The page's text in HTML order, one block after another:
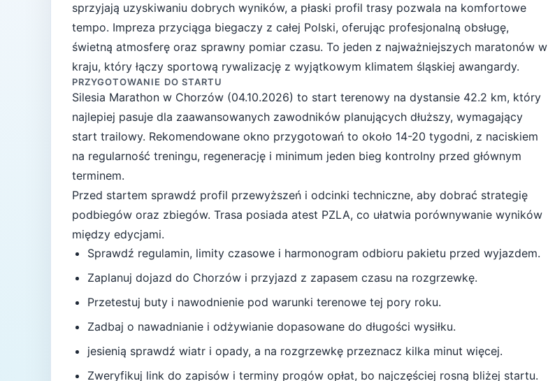
sprzyjają uzyskiwaniu dobrych wyników, a płaski profil trasy pozwala na komfortowe
tempo. Impreza przyciąga biegaczy z całej Polski, oferując profesjonalną obsługę,
świetną atmosferę oraz sprawny pomiar czasu. To jeden z najważniejszych maratonów w
kraju, który łączy sportową rywalizację z wyjątkowym klimatem śląskiej awangardy.
PRZYGOTOWANIE DO STARTU
Silesia Marathon w Chorzów (04.10.2026) to start terenowy na dystansie 42.2 km, który
najlepiej pasuje dla zaawansowanych zawodników planujących dłuższy, wymagający
start trailowy. Rekomendowane okno przygotowań to około 14-20 tygodni, z naciskiem
na regularność treningu, regenerację i minimum jeden bieg kontrolny przed głównym
terminem.
Przed startem sprawdź profil przewyższeń i odcinki techniczne, aby dobrać strategię
podbiegów oraz zbiegów. Trasa posiada atest PZLA, co ułatwia porównywanie wyników
między edycjami.
Sprawdź regulamin, limity czasowe i harmonogram odbioru pakietu przed wyjazdem.
Zaplanuj dojazd do Chorzów i przyjazd z zapasem czasu na rozgrzewkę.
Przetestuj buty i nawodnienie pod warunki terenowe tej pory roku.
Zadbaj o nawadnianie i odżywianie dopasowane do długości wysiłku.
jesienią sprawdź wiatr i opady, a na rozgrzewkę przeznacz kilka minut więcej.
Zweryfikuj link do zapisów i terminy progów opłat, bo najczęściej rosną bliżej startu.